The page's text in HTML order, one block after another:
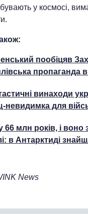
у космосі,
пообіцяв
пропаганда
винаходи
невидимка для
66 млн років, і
в Антарктиді
News